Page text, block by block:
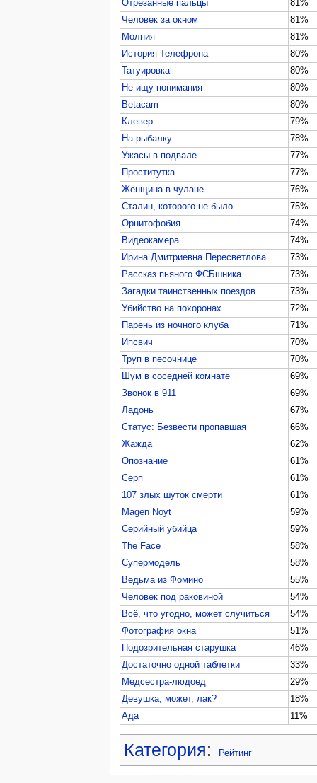
Отрезанные пальцы
81%
Человек за окном
81%
Молния
81%
История Телефрона
80%
Татуировка
80%
Не ищу понимания
80%
Betacam
80%
Клевер
79%
На рыбалку
78%
Ужасы в подвале
77%
Проститутка
77%
Женщина в чулане
76%
Сталин, которого не было
75%
Орнитофобия
74%
Видеокамера
74%
Ирина Дмитриевна Пересветлова
73%
Рассказ пьяного ФСБшника
73%
Загадки таинственных поездов
73%
Убийство на похоронах
72%
Парень из ночного клуба
71%
Ипсвич
70%
Труп в песочнице
70%
Шум в соседней комнате
69%
Звонок в 911
69%
Ладонь
67%
Статус: Безвести пропавшая
66%
Жажда
62%
Опознание
61%
Серп
61%
107 злых шуток смерти
61%
Magen Noyt
59%
Серийный убийца
59%
The Face
58%
Супермодель
58%
Ведьма из Фомино
55%
Человек под раковиной
54%
Всё, что угодно, может случиться
54%
Фотография окна
51%
Подозрительная старушка
46%
Достаточно одной таблетки
33%
Медсестра-людоед
29%
Девушка, может, лак?
18%
Ада
11%
Категория: Рейтинг